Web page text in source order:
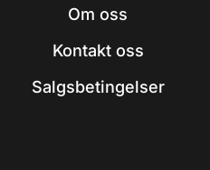
Om oss
Kontakt oss
Salgsbetingelser